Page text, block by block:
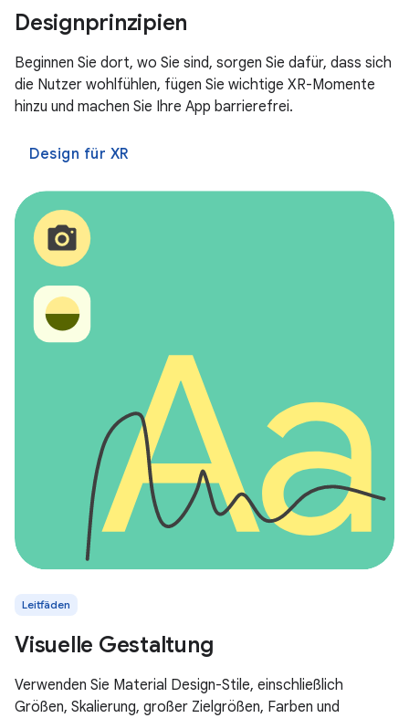
Designprinzipien
Beginnen Sie dort, wo Sie sind, sorgen Sie dafür, dass sich
die Nutzer wohlfühlen, fügen Sie wichtige XR-Momente
hinzu und machen Sie Ihre App barrierefrei.
Design für XR
Leitfäden
Visuelle Gestaltung
Verwenden Sie Material Design-Stile, einschließlich
Größen, Skalierung, großer Zielgrößen, Farben und